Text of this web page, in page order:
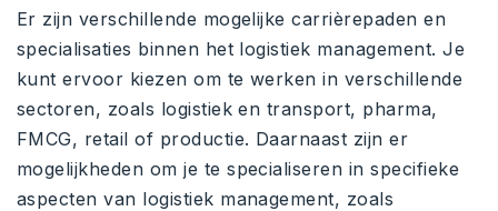
Er zijn verschillende mogelijke carrièrepaden en
specialisaties binnen het logistiek management. Je
kunt ervoor kiezen om te werken in verschillende
sectoren, zoals logistiek en transport, pharma,
FMCG, retail of productie. Daarnaast zijn er
mogelijkheden om je te specialiseren in specifieke
aspecten van logistiek management, zoals